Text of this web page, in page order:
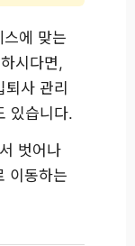
에 맞는
시다면,
퇴사 관리
있습니다.
벗어나
이동하는